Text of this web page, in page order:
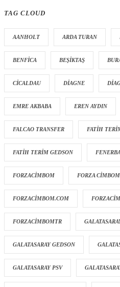
TAG CLOUD
AANHOLT ARDA TURAN
BENFICA BEŞIKTAŞ
CICALDAU DIAGNE
EMRE AKBABA EREN AYDIN
FALCAO TRANSFER FATIH
FATIH TERIM GEDSON
FORZACIMBOM FORZA CIMBOM
FORZACIMBOM.COM
FORZACIMBOMTR
GALATASARAY GEDSON
GALATASARAY PSV